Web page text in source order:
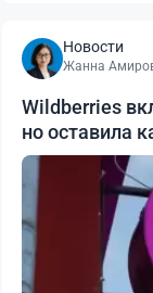
Новости
Жанна
Wildberries
но оставила